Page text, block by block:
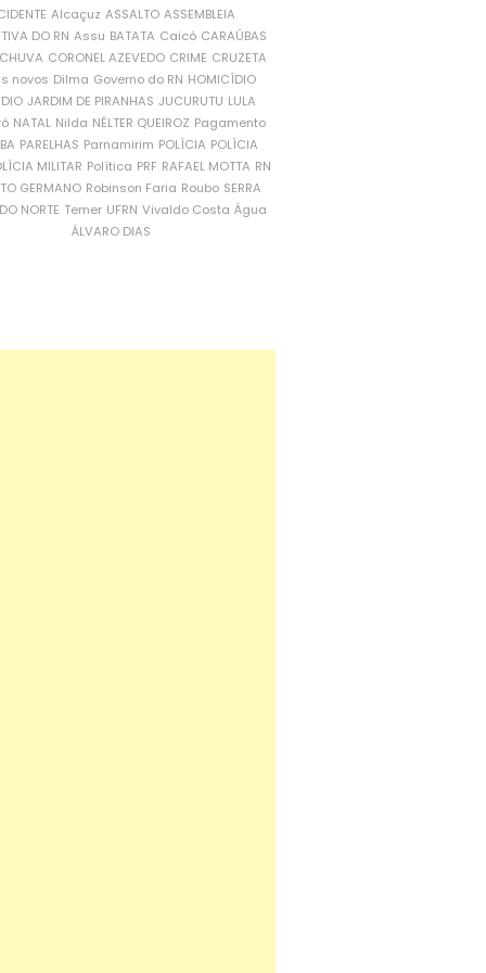
Alcaçuz ASSALTO ASSEMBLEIA
DO RN Assu BATATA Caicó CARAÚBAS
CORONEL AZEVEDO CRIME CRUZETA
novos Dilma Governo do RN HOMICÍDIO
JARDIM DE PIRANHAS JUCURUTU LULA
NATAL Nilda NÉLTER QUEIROZ Pagamento
PARELHAS Parnamirim POLÍCIA POLÍCIA
MILITAR Política PRF RAFAEL MOTTA RN
GERMANO Robinson Faria Roubo SERRA
NORTE Temer UFRN Vivaldo Costa Água
ÁLVARO DIAS